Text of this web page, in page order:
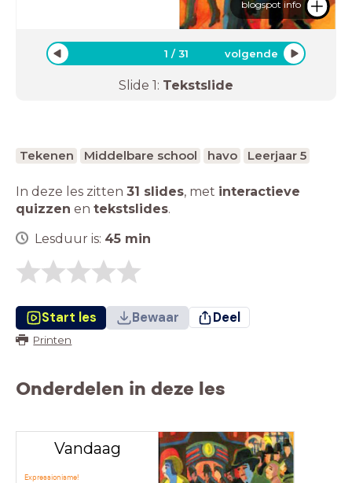
blogspot info
1 /31 volgende
Slide 1: Tekstslide
Tekenen Middelbare school havo Leerjaar 5
In deze les zitten 31 slides, met interactieve
quizzen en tekstslides.
Lesduur is: 45 min
Start les Bewaar Deel
Printen
Onderdelen in deze les
Vandaag
Expressionisme!